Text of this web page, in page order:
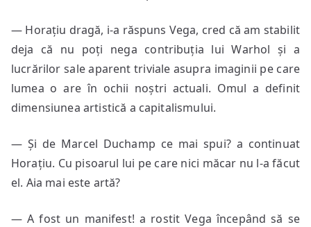
— Horațiu dragă, i-a răspuns Vega, cred că am stabilit
deja că nu poți nega contribuția lui Warhol și a
lucrărilor sale aparent triviale asupra imaginii pe care
lumea o are în ochii noștri actuali. Omul a definit
dimensiunea artistică a capitalismului.
— Și de Marcel Duchamp ce mai spui? a continuat
Horațiu. Cu pisoarul lui pe care nici măcar nu l-a făcut
el. Aia mai este artă?
— A fost un manifest! a rostit Vega începând să se